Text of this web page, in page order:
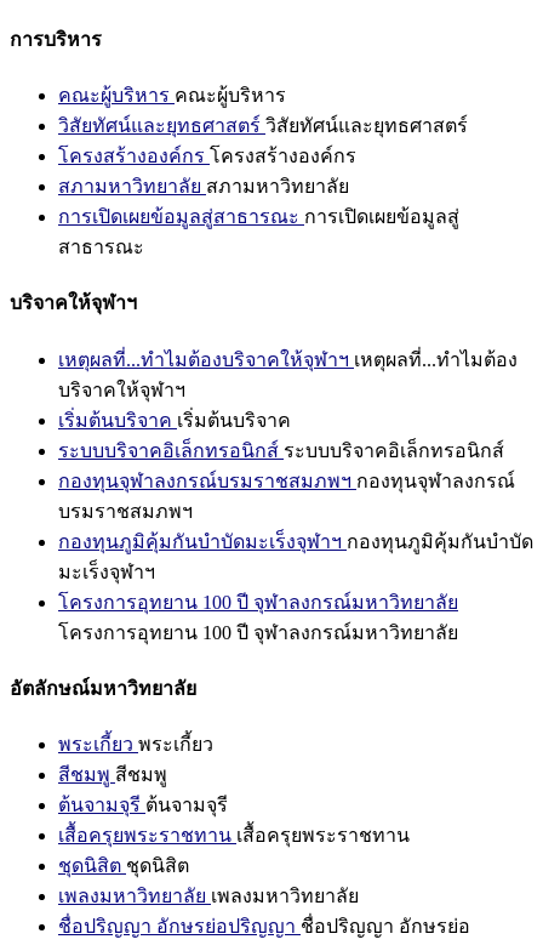
การบริหาร
คณะผู้บริหาร คณะผู้บริหาร
วิสัยทัศน์และยุทธศาสตร์ วิสัยทัศน์และยุทธศาสตร์
โครงสร้างองค์กร โครงสร้างองค์กร
สภามหาวิทยาลัย สภามหาวิทยาลัย
การเปิดเผยข้อมูลสู่สาธารณะ การเปิดเผยข้อมูลสู่
สาธารณะ
บริจาคให้จุฬาฯ
เหตุผลที่...ทำไมต้องบริจาคให้จุฬาฯ เหตุผลที่...ทำไมต้อง
บริจาคให้จุฬาฯ
เริ่มต้นบริจาค เริ่มต้นบริจาค
ระบบบริจาคอิเล็กทรอนิกส์ ระบบบริจาคอิเล็กทรอนิกส์
กองทุนจุฬาลงกรณ์บรมราชสมภพฯ กองทุนจุฬาลงกรณ์
บรมราชสมภพฯ
กองทุนภูมิคุ้มกันบำบัดมะเร็งจุฬาฯ กองทุนภูมิคุ้มกันบำบัด
มะเร็งจุฬาฯ
โครงการอุทยาน 100 ปี จุฬาลงกรณ์มหาวิทยาลัย
โครงการอุทยาน 100 ปี จุฬาลงกรณ์มหาวิทยาลัย
อัตลักษณ์มหาวิทยาลัย
พระเกี้ยว พระเกี้ยว
สีชมพู สีชมพู
ต้นจามจุรี ต้นจามจุรี
เสื้อครุยพระราชทาน เสื้อครุยพระราชทาน
ชุดนิสิต ชุดนิสิต
เพลงมหาวิทยาลัย เพลงมหาวิทยาลัย
ชื่อปริญญา อักษรย่อปริญญา ชื่อปริญญา อักษรย่อ